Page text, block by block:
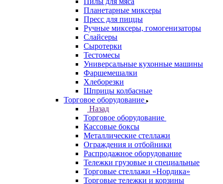
Планетарные миксеры
Пресс для пиццы
Ручные миксеры, гомогенизаторы
Слайсеры
Сыротерки
Тестомесы
Универсальные кухонные машины
Фаршемешалки
Хлеборезки
Шприцы колбасные
Торговое оборудование
Назад
Торговое оборудование
Кассовые боксы
Металлические стеллажи
Ограждения и отбойники
Распродажное оборудование
Тележки грузовые и специальные
Торговые стеллажи «Нордика»
Торговые тележки и корзины